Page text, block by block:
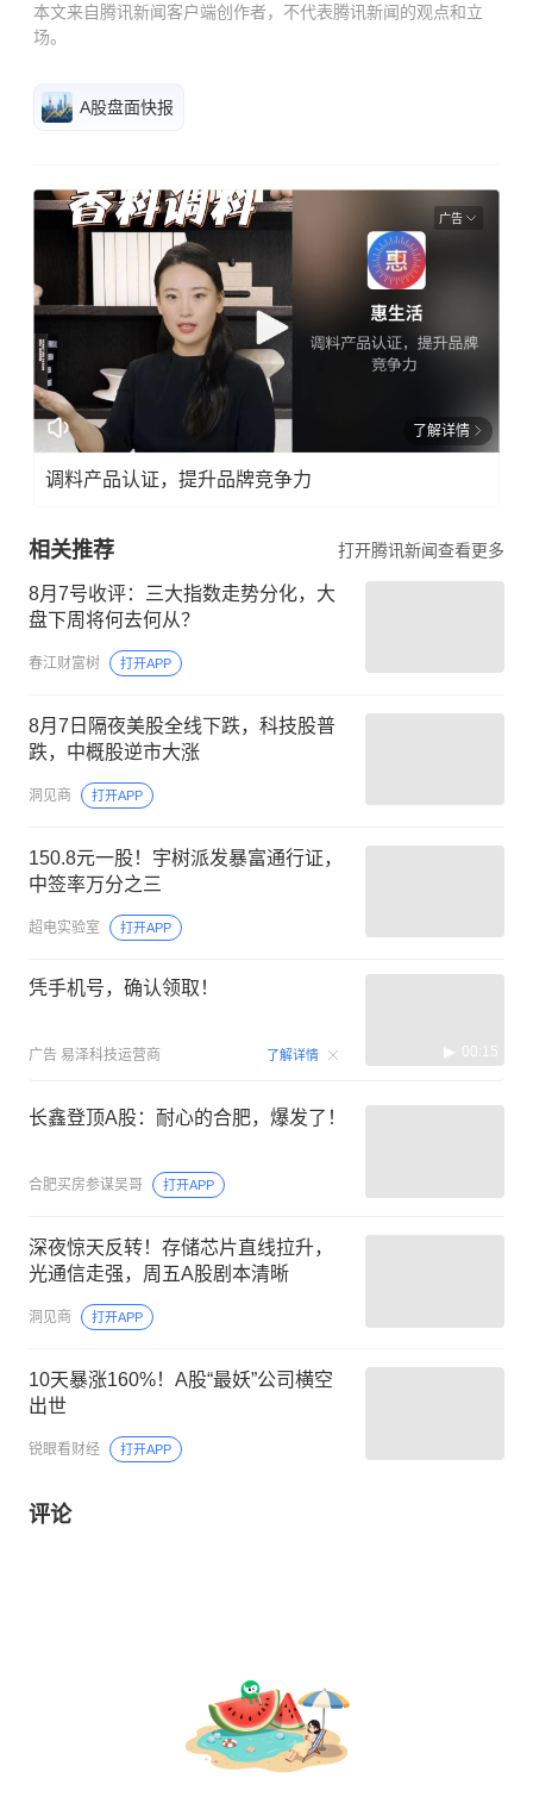
本文来自腾讯新闻客户端创作者，不代表腾讯新闻的观点和立
场。
A股盘面快报
广告
了解详情
调料产品认证，提升品牌竞争力
相关推荐 打开腾讯新闻查看更多
8月7号收评：三大指数走势分化，大
盘下周将何去何从？
春江财富树 打开APP
8月7日隔夜美股全线下跌，科技股普
跌，中概股逆市大涨
洞见商 打开APP
150.8元一股！宇树派发暴富通行证，
中签率万分之三
超电实验室 打开APP
凭手机号，确认领取！
广告 易泽科技运营商 了解详情 00:15
长鑫登顶A股：耐心的合肥，爆发了！
合肥买房参谋吴哥 打开APP
深夜惊天反转！存储芯片直线拉升，
光通信走强，周五A股剧本清晰
洞见商 打开APP
10天暴涨160%！A股“最妖”公司横空
出世
锐眼看财经 打开APP
评论